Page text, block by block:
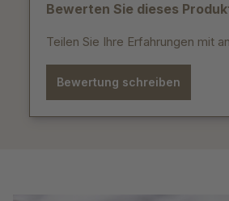
Bewerten Sie dieses
Teilen Sie Ihre Erfahrungen mit
Bewertung schreiben